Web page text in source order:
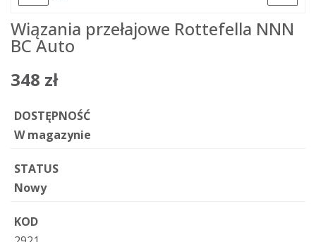
Wiązania przełajowe Rottefella NNN
BC Auto
348 zł
DOSTĘPNOŚĆ
W magazynie
STATUS
Nowy
KOD